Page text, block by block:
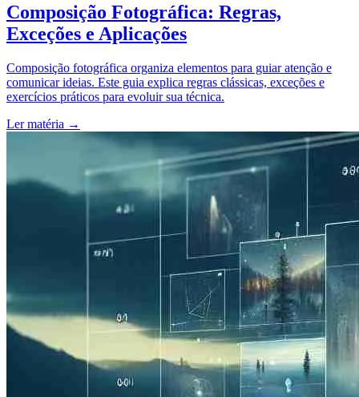
Composição Fotográfica: Regras,
Exceções e Aplicações
Composição fotográfica organiza elementos para guiar atenção e
comunicar ideias. Este guia explica regras clássicas, exceções e
exercícios práticos para evoluir sua técnica.
Ler matéria →